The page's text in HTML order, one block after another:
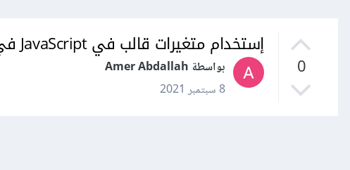
0
إستخدام متغيرات قالب في JavaScript في جانغو Django
بواسطة Amer Abdallah
8 سبتمبر 2021